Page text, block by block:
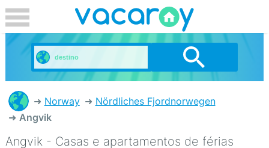
Norway
Nördliches Fjordnorwegen
Angvik
Angvik - Casas e apartamentos de férias